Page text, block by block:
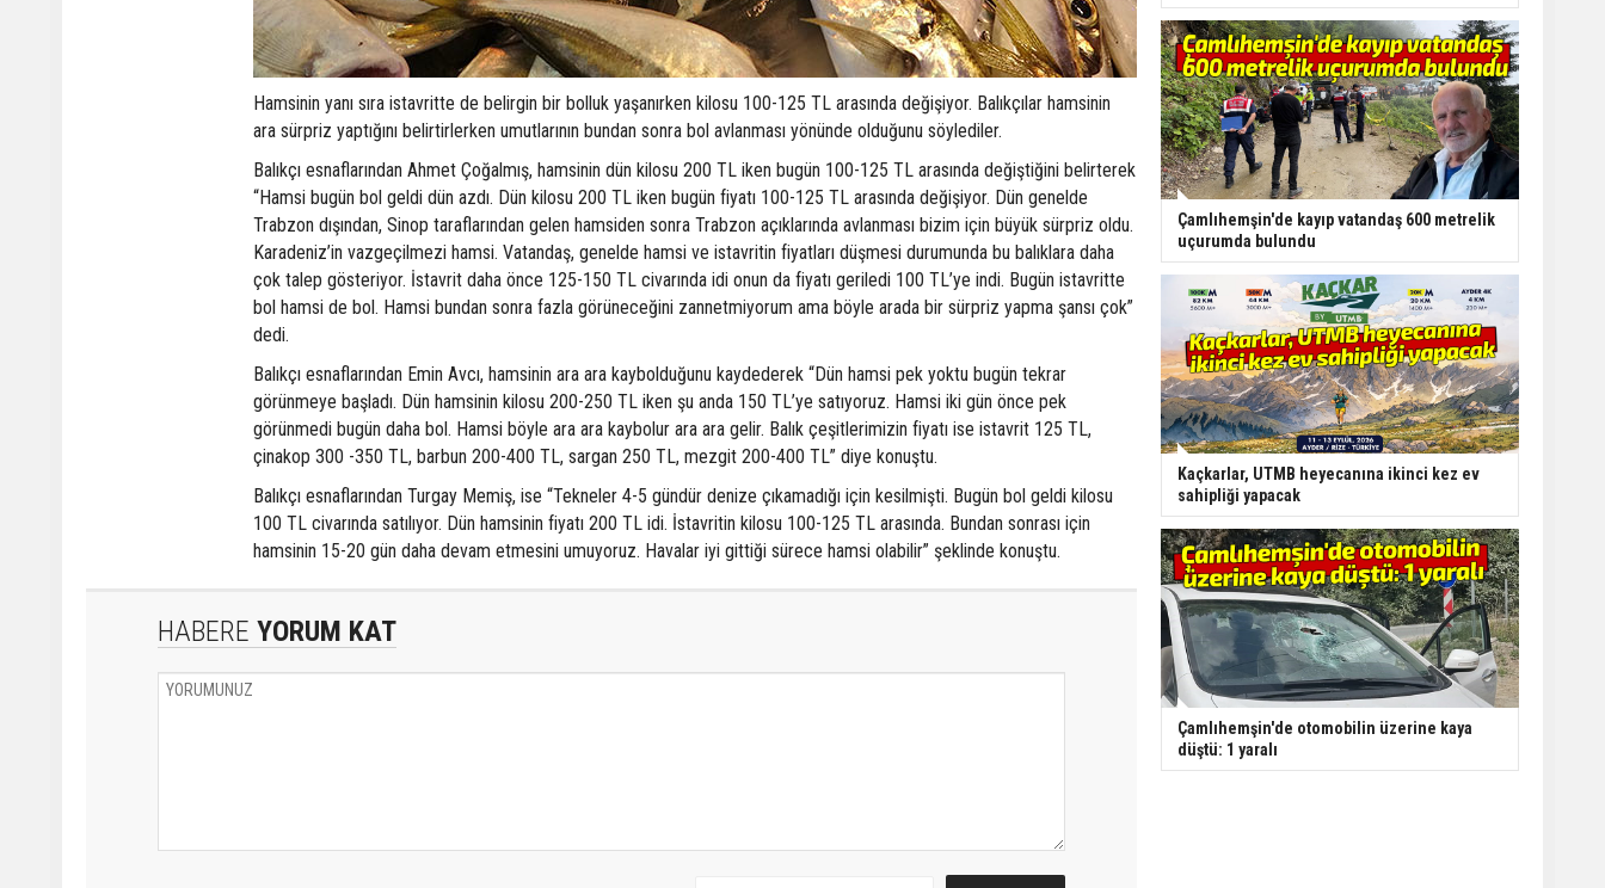
Hamsinin yanı sıra istavritte de belirgin bir bolluk yaşanırken kilosu 100-125 TL arasında değişiyor. Balıkçılar hamsinin
ara sürpriz yaptığını belirtirlerken umutlarının bundan sonra bol avlanması yönünde olduğunu söylediler.
Balıkçı esnaflarından Ahmet Çoğalmış, hamsinin dün kilosu 200 TL iken bugün 100-125 TL arasında değiştiğini belirterek
“Hamsi bugün bol geldi dün azdı. Dün kilosu 200 TL iken bugün fiyatı 100-125 TL arasında değişiyor. Dün genelde
Trabzon dışından, Sinop taraflarından gelen hamsiden sonra Trabzon açıklarında avlanması bizim için büyük sürpriz oldu.
Karadeniz’in vazgeçilmezi hamsi. Vatandaş, genelde hamsi ve istavritin fiyatları düşmesi durumunda bu balıklara daha
çok talep gösteriyor. İstavrit daha önce 125-150 TL civarında idi onun da fiyatı geriledi 100 TL’ye indi. Bugün istavritte
bol hamsi de bol. Hamsi bundan sonra fazla görüneceğini zannetmiyorum ama böyle arada bir sürpriz yapma şansı çok”
dedi.
Balıkçı esnaflarından Emin Avcı, hamsinin ara ara kaybolduğunu kaydederek “Dün hamsi pek yoktu bugün tekrar
görünmeye başladı. Dün hamsinin kilosu 200-250 TL iken şu anda 150 TL’ye satıyoruz. Hamsi iki gün önce pek
görünmedi bugün daha bol. Hamsi böyle ara ara kaybolur ara ara gelir. Balık çeşitlerimizin fiyatı ise istavrit 125 TL,
çinakop 300 -350 TL, barbun 200-400 TL, sargan 250 TL, mezgit 200-400 TL” diye konuştu.
Balıkçı esnaflarından Turgay Memiş, ise “Tekneler 4-5 gündür denize çıkamadığı için kesilmişti. Bugün bol geldi kilosu
100 TL civarında satılıyor. Dün hamsinin fiyatı 200 TL idi. İstavritin kilosu 100-125 TL arasında. Bundan sonrası için
hamsinin 15-20 gün daha devam etmesini umuyoruz. Havalar iyi gittiği sürece hamsi olabilir” şeklinde konuştu.
HABERE YORUM KAT
Çamlıhemşin'de kayıp vatandaş 600 metrelik
uçurumda bulundu
Kaçkarlar, UTMB heyecanına ikinci kez ev
sahipliği yapacak
Çamlıhemşin'de otomobilin üzerine kaya
düştü: 1 yaralı